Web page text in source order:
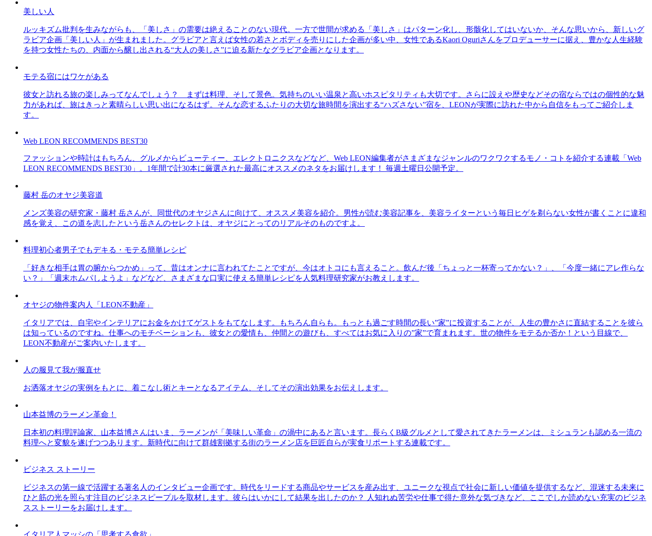
美しい人
ルッキズム批判を生みながらも、「美しさ」の需要は絶えることのない現代。一方で世間が求める「美しさ」はパターン化し、形骸化してはいないか、そんな思いから、新しいグ
ラビア企画「美しい人」が生まれました。グラビアと言えば女性の若さとボディを売りにした企画が多い中、女性であるKaori Oguriさんをプロデューサーに据え、豊かな人生経験
を持つ女性たちの、内面から醸し出される“大人の美しさ”に迫る新たなグラビア企画となります。
モテる宿にはワケがある
彼女と訪れる旅の楽しみってなんでしょう？ まずは料理、そして景色。気持ちのいい温泉と高いホスピタリティも大切です。さらに設えや歴史などその宿ならではの個性的な魅
力があれば、旅はきっと素晴らしい思い出になるはず。そんな恋するふたりの大切な旅時間を演出する“ハズさない”宿を、LEONが実際に訪れた中から自信をもってご紹介しま
す。
Web LEON RECOMMENDS BEST30
ファッションや時計はもちろん、グルメからビューティー、エレクトロニクスなどなど、Web LEON編集者がさまざまなジャンルのワクワクするモノ・コトを紹介する連載「Web
LEON RECOMMENDS BEST30」。1年間で計30本に厳選された最高にオススメのネタをお届けします！ 毎週土曜日公開予定。
藤村 岳のオヤジ美容道
メンズ美容の研究家・藤村 岳さんが、同世代のオヤジさんに向けて、オススメ美容を紹介。男性が読む美容記事を、美容ライターという毎日ヒゲを剃らない女性が書くことに違和
感を覚え、この道を志したという岳さんのセレクトは、オヤジにとってのリアルそのものですよ。
料理初心者男子でもデキる・モテる簡単レシピ
「好きな相手は胃の腑からつかめ」って、昔はオンナに言われてたことですが、今はオトコにも言えること。飲んだ後「ちょっと一杯寄ってかない？」、「今度一緒にアレ作らな
い？」「週末ホムパしようよ」などなど、さまざまな口実に使える簡単レシピを人気料理研究家がお教えします。
オヤジの物件案内人「LEON不動産」
イタリアでは、自宅やインテリアにお金をかけてゲストをもてなします。もちろん自らも。もっとも過ごす時間の長い”家”に投資することが、人生の豊かさに直結することを彼ら
は知っているのですね。仕事へのモチベーションも、彼女との愛情も、仲間との遊びも、すべてはお気に入りの”家”で育まれます。世の物件をモテるか否か！という目線で、
LEON不動産がご案内いたします。
人の服見て我が服直せ
お洒落オヤジの実例をもとに、着こなし術とキーとなるアイテム、そしてその演出効果をお伝えします。
山本益博のラーメン革命！
日本初の料理評論家、山本益博さんはいま、ラーメンが「美味しい革命」の渦中にあると言います。長らくB級グルメとして愛されてきたラーメンは、ミシュランも認める一流の
料理へと変貌を遂げつつあります。新時代に向けて群雄割拠する街のラーメン店を巨匠自らが実食リポートする連載です。
ビジネス ストーリー
ビジネスの第一線で活躍する著名人のインタビュー企画です。時代をリードする商品やサービスを産み出す、ユニークな視点で社会に新しい価値を提供するなど、混迷する未来に
ひと筋の光を照らす注目のビジネスピープルを取材します。彼らはいかにして結果を出したのか？ 人知れぬ苦労や仕事で得た意外な気づきなど、ここでしか読めない充実のビジネ
スストーリーをお届けします。